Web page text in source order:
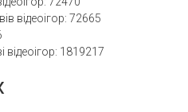
відеоігор: 72665
відеоігор: 1819217